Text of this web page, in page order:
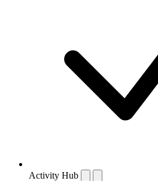
Activity Hub